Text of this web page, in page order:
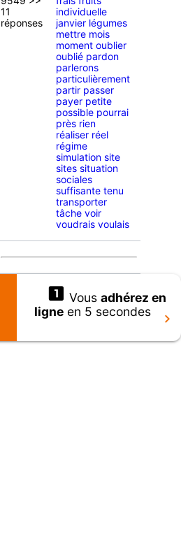
11
réponses
individuelle
janvier légumes
mettre mois
moment oublier
oublié pardon
parlerons
particulièrement
partir passer
payer petite
possible pourrai
près rien
réaliser réel
régime
simulation site
sites situation
sociales
suffisante tenu
transporter
tâche voir
voudrais voulais
Vousadhérez en
ligneen 5 secondes